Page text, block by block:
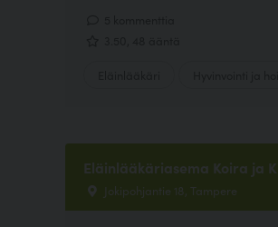
Eläinlääkäriasema Koira ja
Jokipohjantie 18, Tampere